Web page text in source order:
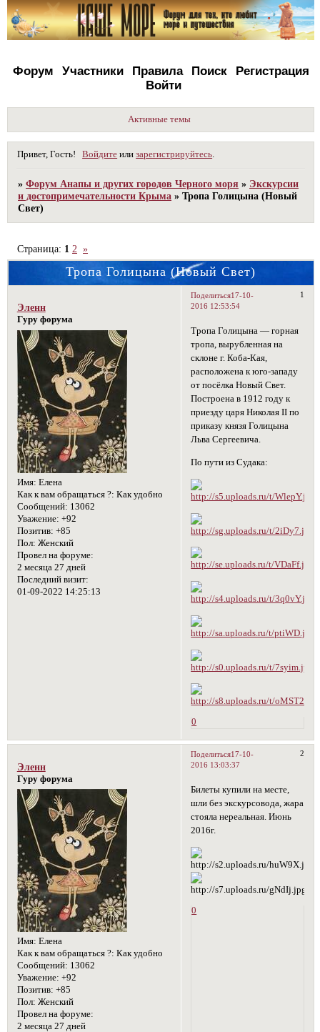
Форум Участники Правила Поиск
Регистрация
Войти
Активные темы
Привет, Гость! Войдите илизарегистрируйтесь
»Форум Анапы и других городов Черного моря » Экскурсии
и достопримечательности Крыма »Тропа Голицына (Новый
Свет)
Тропа Голицына (Новый Свет)
Страница: 1 2 »
Поделиться 1
17-10-
2016 12:53:54
Эленн
Гуру форума
Имя: Елена
Как к вам обращаться ?: Как удобно
Сообщений: 13062
Уважение: +92
Позитив: +85
Пол: Женский
Провел на форуме:
2 месяца 27 дней
Последний визит:
01-09-2022 14:25:13
Тропа Голицына — горная
тропа, вырубленная на
склоне г. Коба-Кая,
расположена к юго-западу
от посёлка Новый Свет.
Построена в 1912 году к
приезду царя Николая II по
приказу князя Голицына
Льва Сергеевича.
По пути из Судака:
0
Поделиться 2
17-10-
2016 13:03:37
Эленн
Гуру форума
Имя: Елена
Как к вам обращаться ?: Как удобно
Сообщений: 13062
Уважение: +92
Позитив: +85
Пол: Женский
Провел на форуме:
2 месяца 27 дней
Билеты купили на месте,
шли без экскурсовода, жара
стояла нереальная. Июнь
2016г.
0